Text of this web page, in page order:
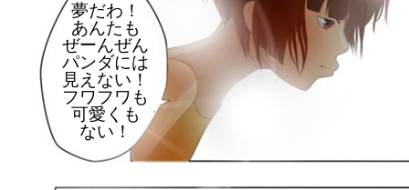
夢だわ！
あんたも
ぜーんぜん
パンダには
見えない！
フワフワも
可愛くも
ない！